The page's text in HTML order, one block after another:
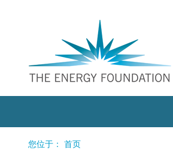
您位于： 首页